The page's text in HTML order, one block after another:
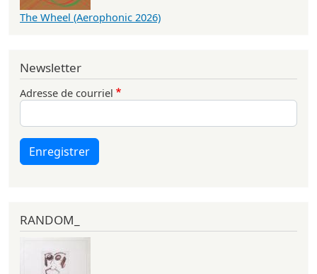
The Wheel (Aerophonic 2026)
Newsletter
Adresse de courriel
Enregistrer
RANDOM_